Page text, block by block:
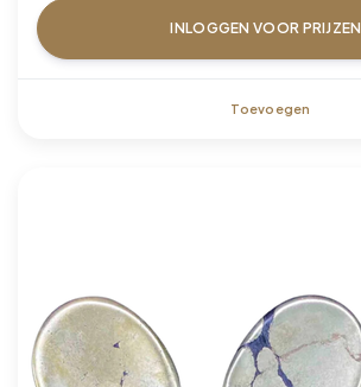
INLOGGEN VOOR PRIJZEN
Toevoegen